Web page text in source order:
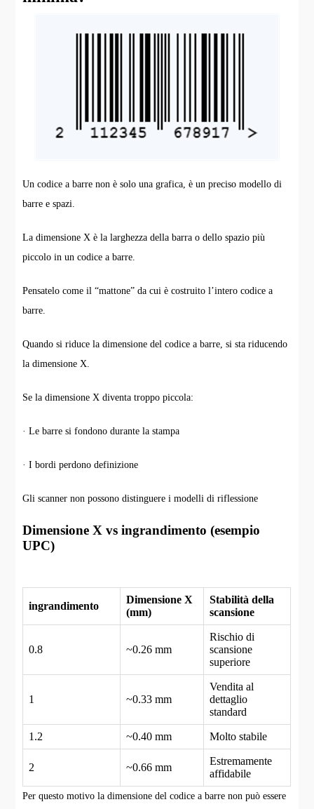
Un codice a barre non è solo una grafica, è un preciso modello di
barre e spazi.
La dimensione X è la larghezza della barra o dello spazio più
piccolo in un codice a barre.
Pensatelo come il “mattone” da cui è costruito l’intero codice a
barre.
Quando si riduce la dimensione del codice a barre, si sta riducendo
la dimensione X.
Se la dimensione X diventa troppo piccola:
· Le barre si fondono durante la stampa
· I bordi perdono definizione
Gli scanner non possono distinguere i modelli di riflessione
Dimensione X vs ingrandimento (esempio
UPC)
ingrandimento
Dimensione X
(mm)
Stabilità della
scansione
0.8 ~0.26 mm
Rischio di
scansione
superiore
1 ~0.33 mm
Vendita al
dettaglio
standard
1.2 ~0.40 mm Molto stabile
2 ~0.66 mm
Estremamente
affidabile
Per questo motivo la dimensione del codice a barre non può essere